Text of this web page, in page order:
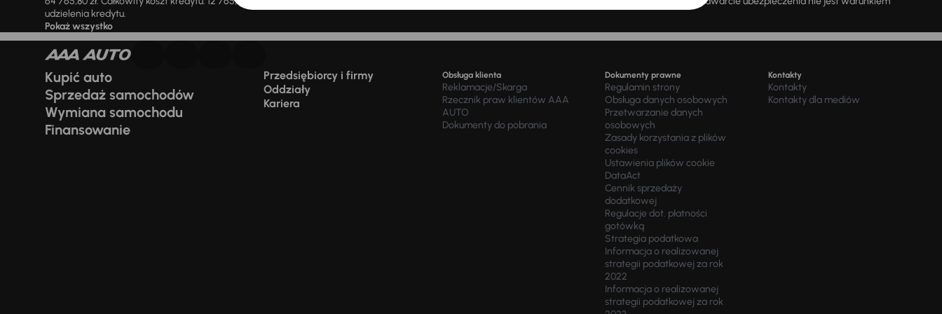
udzielenia kredytu.
Pokaż wszystko
Kupić auto
Sprzedaż samochodów
Wymiana samochodu
Finansowanie
Przedsiębiorcy i firmy
Oddziały
Kariera
Obsługa klienta
Reklamacje/Skarga
Rzecznik praw klientów AAA
AUTO
Dokumenty do pobrania
Dokumenty prawne
Regulamin strony
Obsługa danych osobowych
Przetwarzanie danych
osobowych
Zasady korzystania z plików
cookies
Ustawienia plików cookie
DataAct
Cennik sprzedaży
dodatkowej
Regulacje dot. płatności
gotówką
Strategia podatkowa
Informacja o realizowanej
strategii podatkowej za rok
2022
Informacja o realizowanej
strategii podatkowej za rok
Kontakty
Kontakty
Kontakty dla mediów